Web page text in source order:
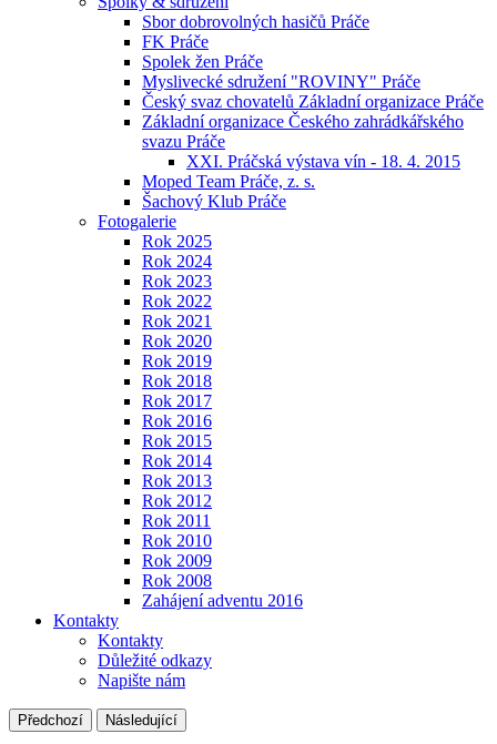
Sbor dobrovolných hasičů Práče
FK Práče
Spolek žen Práče
Myslivecké sdružení "ROVINY" Práče
Český svaz chovatelů Základní organizace Práče
Základní organizace Českého zahrádkářského
svazu Práče
XXI. Práčská výstava vín - 18. 4. 2015
Moped Team Práče, z. s.
Šachový Klub Práče
Fotogalerie
Rok 2025
Rok 2024
Rok 2023
Rok 2022
Rok 2021
Rok 2020
Rok 2019
Rok 2018
Rok 2017
Rok 2016
Rok 2015
Rok 2014
Rok 2013
Rok 2012
Rok 2011
Rok 2010
Rok 2009
Rok 2008
Zahájení adventu 2016
Kontakty
Kontakty
Důležité odkazy
Napište nám
Předchozí Následující